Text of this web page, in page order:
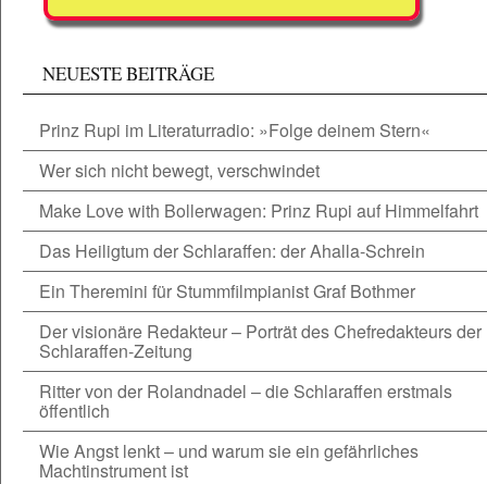
NEUESTE BEITRÄGE
Prinz Rupi im Literaturradio: »Folge deinem Stern«
Wer sich nicht bewegt, verschwindet
Make Love with Bollerwagen: Prinz Rupi auf Himmelfahrt
Das Heiligtum der Schlaraffen: der Ahalla-Schrein
Ein Theremini für Stummfilmpianist Graf Bothmer
Der visionäre Redakteur – Porträt des Chefredakteurs der
Schlaraffen-Zeitung
Ritter von der Rolandnadel – die Schlaraffen erstmals
öffentlich
Wie Angst lenkt – und warum sie ein gefährliches
Machtinstrument ist